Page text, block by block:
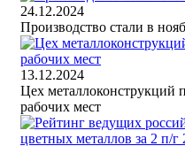
24.12.2024
Производство стали в
13.12.2024
Цех металлоконструкций
рабочих мест